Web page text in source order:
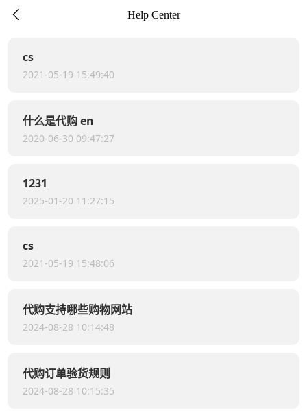
 Help Center
cs
2021-05-19 15:49:40
什么是代购 en
2020-06-30 09:47:27
1231
2025-01-20 11:27:15
cs
2021-05-19 15:48:06
代购支持哪些购物网站
2024-08-28 10:14:48
代购订单验货规则
2024-08-28 10:15:35